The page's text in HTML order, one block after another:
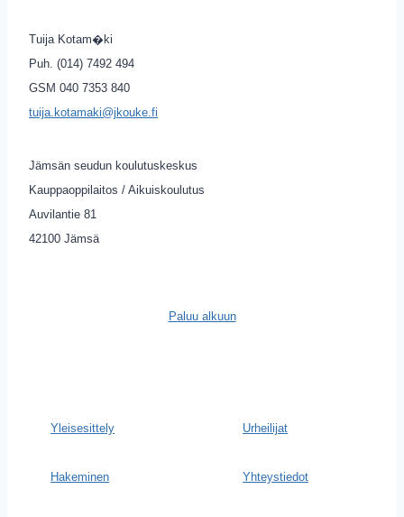
Tuija Kotam�ki
Puh. (014) 7492 494
GSM 040 7353 840
tuija.kotamaki@jkouke.fi
Jämsän seudun koulutuskeskus
Kauppaoppilaitos / Aikuiskoulutus
Auvilantie 81
42100 Jämsä
Paluu alkuun
Yleisesittely Urheilijat
Hakeminen Yhteystiedot